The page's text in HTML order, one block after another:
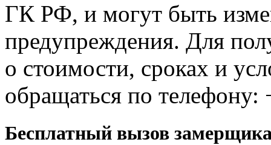
ГК РФ, и могут быть
предупреждения. Для
о стоимости, сроках и
обращаться по
Бесплатный вызов